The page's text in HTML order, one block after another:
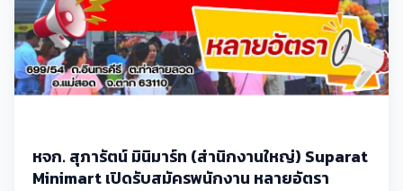
หจก. สุภารัตน์ มินิมาร์ท (ส่านิกงานใหญ่) Suparat
Minimart เปิดรับสมัครพนักงาน หลายอัตรา